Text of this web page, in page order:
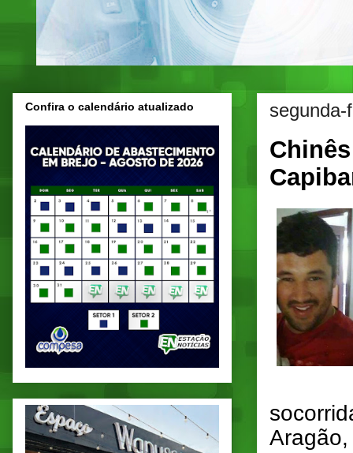
Confira o calendário atualizado